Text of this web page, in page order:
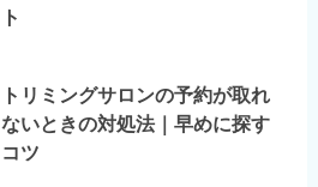
ト
トリミングサロンの予約が取れ
ないときの対処法｜早めに探す
コツ